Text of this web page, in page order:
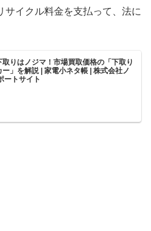
サイクル料金を支払って、法に
取りはノジマ！市場買取価格の「下取り
ー」を解説 | 家電小ネタ帳 | 株式会社ノ
ートサイト